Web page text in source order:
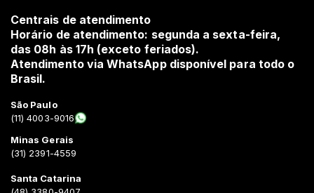
Centrais de atendimento
Horário de atendimento: segunda a sexta-feira,
das 08h às 17h (exceto feriados).
Atendimento via WhatsApp disponível para todo o
Brasil.
São Paulo
(11) 4003-9016
Minas Gerais
(31) 2391-4559
Santa Catarina